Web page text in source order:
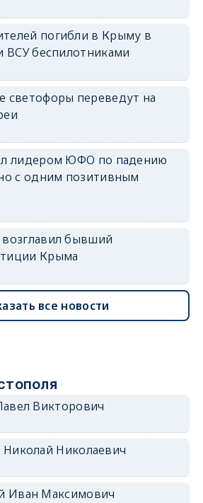
погибли в Крыму в
ВСУ беспилотниками
светофоры переведут на
лидером ЮФО по падению
с одним позитивным
бывший
Крыма
все новости
Викторович
Николаевич
Иван Максимович